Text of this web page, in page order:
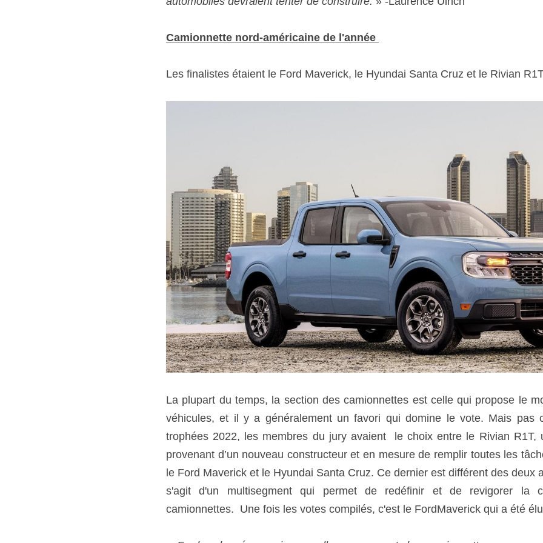
Camionnette nord-américaine de l'année
Les finalistes étaient le Ford Maverick, le Hyundai Santa Cruz et le Rivian
La plupart du temps, la section des camionnettes est celle qui propose le
véhicules, et il y a généralement un favori qui domine le vote. Mais pas
trophées 2022, les membres du jury avaient  le choix entre le Rivian R1T,
provenant d’un nouveau constructeur et en mesure de remplir toutes les
le Ford Maverick et le Hyundai Santa Cruz. Ce dernier est différent des deux
s'agit d'un multisegment qui permet de redéfinir et de revigorer la
camionnettes.  Une fois les votes compilés, c'est le FordMaverick qui a été